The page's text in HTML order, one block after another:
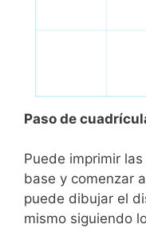
Paso de
Puede imprimir
base y comenzar
puede dibujar el
mismo siguiendo